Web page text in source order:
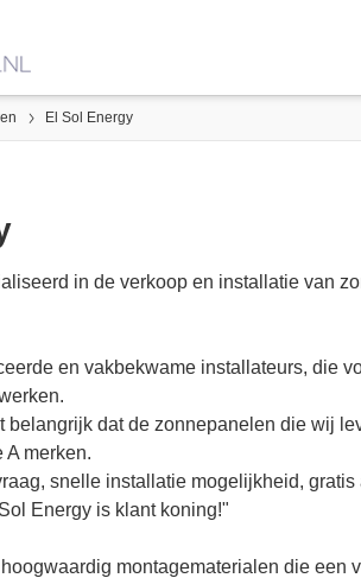
El Sol Energy
in de verkoop en installatie van
en vakbekwame installateurs, die
belangrijk dat de zonnepanelen die wij
merken.
snelle installatie mogelijkheid,
Energy is klant koning!"
montagematerialen die een